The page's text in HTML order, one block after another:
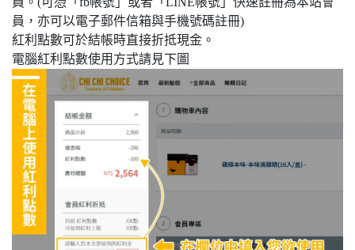
員，亦可以電子郵件信箱與手機號碼註冊)
紅利點數可於結帳時直接折抵現金。
電腦紅利點數使用方式請見下圖